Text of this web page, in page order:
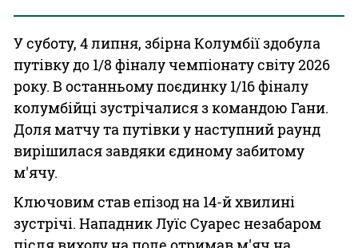
У суботу, 4 липня, збірна Колумбії здобула
путівку до 1/8 фіналу чемпіонату світу 2026
року. В останньому поєдинку 1/16 фіналу
колумбійці зустрічалися з командою Гани.
Доля матчу та путівки у наступний раунд
вирішилася завдяки єдиному забитому
м'ячу.
Ключовим став епізод на 14-й хвилині
зустрічі. Нападник Луїс Суарес незабаром